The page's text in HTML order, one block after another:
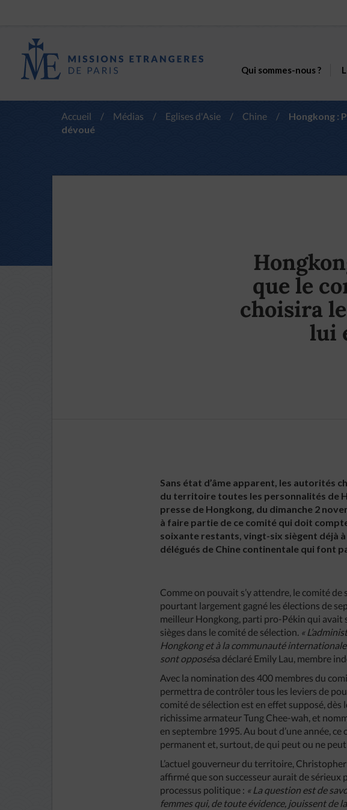
Qui sommes-nous ?
Accueil / Médias / Eglises d'Asie / Chine /
Hongkong :
dévoué
que le
choisira
lui
Sans état d’âme apparent, les autorités
du territoire toutes les personnalités de
presse de Hongkong, du dimanche 2
à faire partie de ce comité qui doit
soixante restants, vingt-six siègent déjà
délégués de Chine continentale qui font
Comme on pouvait s’y attendre, le comité
pourtant largement gagné les élections de
meilleur Hongkong, parti pro-Pékin qui avait
sièges dans le comité de sélection. «
Hongkong et à la communauté
sont opposésa déclaré Emily Lau, membre
Avec la nomination des 400 membres du
permettra de contrôler tous les leviers de
comité de sélection est en effet supposé,
richissime armateur Tung Chee-wah, et
en septembre 1995. Au bout d’une année,
permanent et, surtout, de qui peut ou ne
L’actuel gouverneur du territoire,
affirmé que son successeur aurait de sérieux
processus politique : « La question est de
femmes qui, de toute évidence, jouissent de